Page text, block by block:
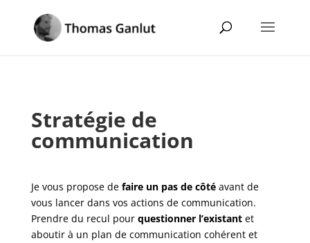
Stratégie de
communication
Je vous propose de faire un pas de côtéavant de
vous lancer dans vos actions de communication.
Prendre du recul pour questionner l’existantet
aboutir à un plan de communication cohérent et